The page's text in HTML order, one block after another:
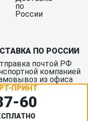
ПО РОССИИ
почтой РФ
компанией
из офиса
ПРИНТ
60